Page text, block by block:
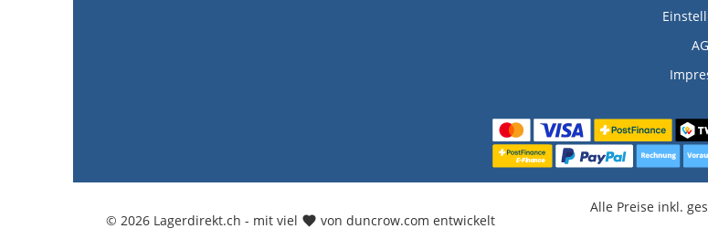
© 2026 Lagerdirekt.ch - mit viel von duncrow.com entwickelt
Alle Preise inkl.